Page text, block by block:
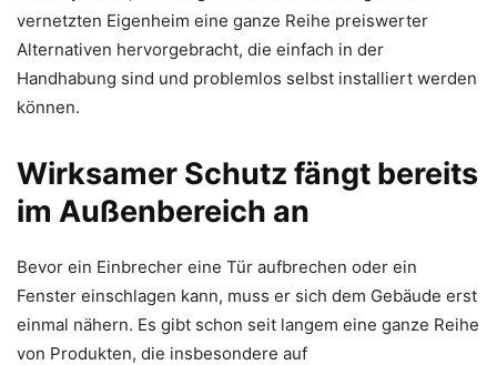
vernetzten Eigenheim eine ganze Reihe preiswerter
Alternativen hervorgebracht, die einfach in der
Handhabung sind und problemlos selbst installiert werden
können.
Wirksamer Schutz fängt bereits
im Außenbereich an
Bevor ein Einbrecher eine Tür aufbrechen oder ein
Fenster einschlagen kann, muss er sich dem Gebäude erst
einmal nähern. Es gibt schon seit langem eine ganze Reihe
von Produkten, die insbesondere auf